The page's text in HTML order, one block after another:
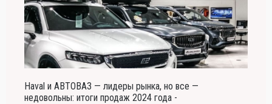
Haval и АВТОВАЗ — лидеры рынка, но все —
недовольны: итоги продаж 2024 года -